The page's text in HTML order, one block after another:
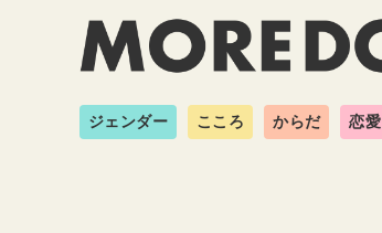
ジェンダー こころ からだ 恋愛